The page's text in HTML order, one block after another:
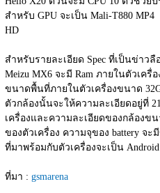
สำหรับ GPU จะเป็น Mali-T880
HD
สำหรับรายละเอียด Spec ที่เป็นข่าว
Meizu MX6 จะมี Ram ภายในตัวเค
ขนาดพื้นที่ภายในตัวเครื่องขนาด
ตัวกล้องนั้นจะให้ความละเอียดอยู่ที่
เครื่องและความละเอียดของกล้องข
ของตัวเครื่อง ความจุของ battery จ
ที่มาพร้อมกับตัวเครื่องจะเป็น Android
ที่มา : gsmarena